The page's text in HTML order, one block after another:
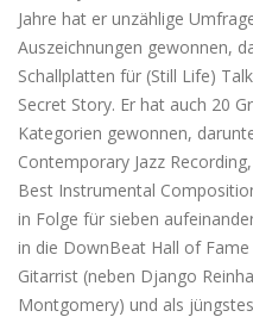
Jahre hat er unzählige
Auszeichnungen gewonnen,
Schallplatten für (Still Life)
Secret Story. Er hat auch 20
Kategorien gewonnen,
Contemporary Jazz
Best Instrumental
in Folge für sieben
in die DownBeat Hall of
Gitarrist (neben Django
Montgomery) und als